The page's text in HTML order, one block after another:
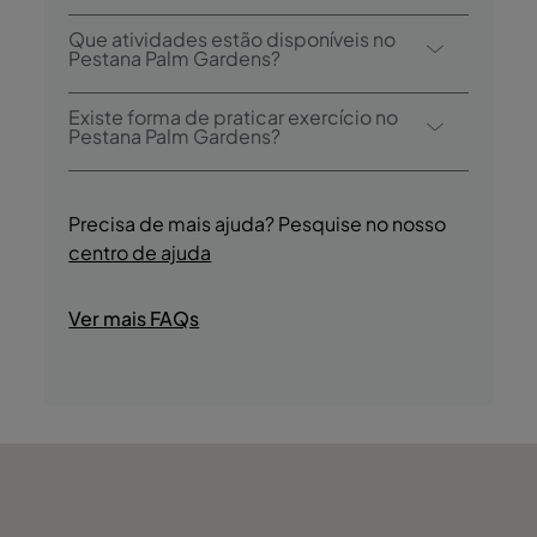
Sim, o hotel tem uma piscina exterior e uma
piscina exterior para crianças.
Que atividades estão disponíveis no
Pestana Palm Gardens?
O Pestana Palm Gardens oferece as
seguintes atividades/serviços (podem ser
aplicados custos):
- Piscina Exterior para Crianças
- Sauna
- Massagem
- Ginásio
Existe forma de praticar exercício no
Pestana Palm Gardens?
durante a sua estadia.
Precisa de mais ajuda? Pesquise no nosso
centro de ajuda
Ver mais FAQs